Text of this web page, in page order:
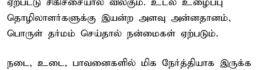
தொழிலாளர்களுக்கு இயன்ற அளவு அன்னதானம்,
பொருள் தர்மம் செய்தால் நன்மைகள் ஏற்படும்.
நடை, உடை, பாவனைகளில் மிக நேர்த்தியாக இருக்க